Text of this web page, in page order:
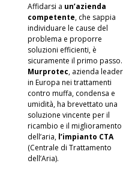
Affidarsi a un’azienda
competente, che sappia
individuare le cause del
problema e proporre
soluzioni efficienti, è
sicuramente il primo passo.
Murprotec, azienda leader
in Europa nei trattamenti
contro muffa, condensa e
umidità, ha brevettato una
soluzione vincente per il
ricambio e il miglioramento
dell’aria, l’impianto CTA
(Centrale di Trattamento
dell’Aria).